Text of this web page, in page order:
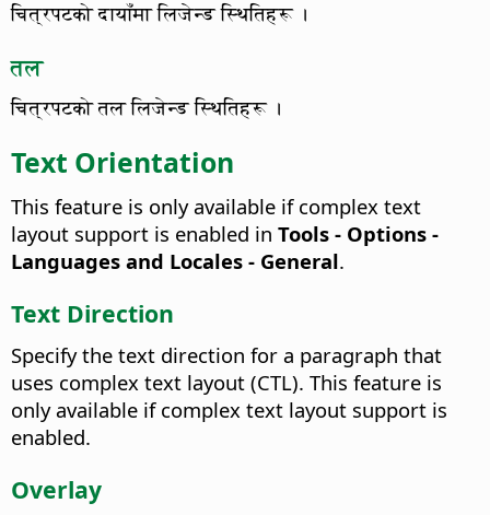
चित्रपटको दायाँमा लिजेन्ड स्थितिहरू ।
तल
चित्रपटको तल लिजेन्ड स्थितिहरू ।
Text Orientation
This feature is only available if complex text
layout support is enabled in Tools - Options -
Languages and Locales - General.
Text Direction
Specify the text direction for a paragraph that
uses complex text layout (CTL). This feature is
only available if complex text layout support is
enabled.
Overlay